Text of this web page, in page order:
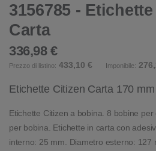
3156785 -
Carta
336,98 €
Prezzo di listino: 433,10 € Imponibile:
Etichette Citizen Carta 170
Etichette Citizen a bobina. 8 bobine
per bobina. Etichette in carta con
interno: 25 mm. Diametro esterno: 127